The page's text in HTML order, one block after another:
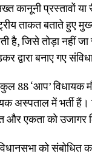
कानूनी प्रस्तावों
ताकत बताते हुए
है, जिसे तोड़ा
द्वारा बनाए गए
कुल 88 ‘आप’
अस्पताल में भर्ती
और एकता को उजागर
को